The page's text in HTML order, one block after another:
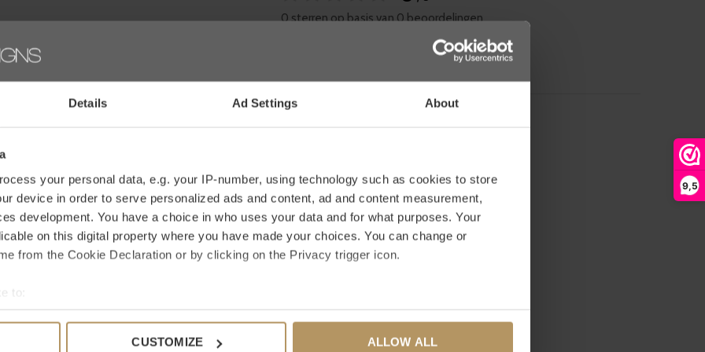
Details Ad Settings About
your personal data, e.g. your IP-number, using technology such as cookies to store
device in order to serve personalized ads and content, ad and content measurement,
development. You have a choice in who uses your data and for what purposes. Your
on this digital property where you have made your choices. You can change or
from the Cookie Declaration or by clicking on the Privacy trigger icon.
to:
your geographical location which can be accurate to within several meters
CUSTOMIZE ALLOW ALL
9,5
werken met
vind je eengrote selectie van Eichholtz
stijl van WDS. Laat je inspireren
interieur iets moois toevoegen!
specifiek product? Neem dan contact op
ook,het duurt slecht 2 minuten. Ben je niet
dagen bedenktijd.
0 sterren op basis van 0 beoordelingen
JE BEOORDELING TOEVOEGEN